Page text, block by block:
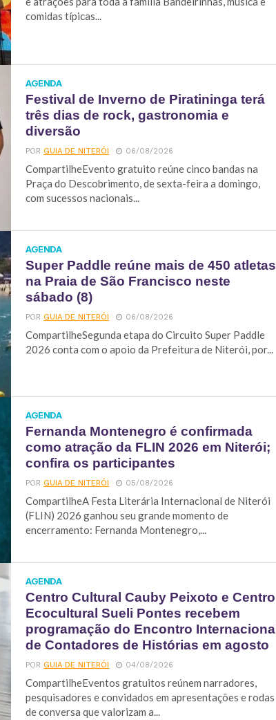
comidas típicas...
AGENDA
Festival de Inverno de Piratininga terá
três dias de rock, gastronomia e
diversão
PORGUIA DE NITERÓI 06/08/2026
CompartilheEvento gratuito reúne cinco bandas na
Praça do Descobrimento, de sexta-feira a domingo,
com sucessos nacionais...
AGENDA
Super Paddle reúne mais de 450 atletas
na Praia de São Francisco neste
sábado (8)
PORGUIA DE NITERÓI 06/08/2026
CompartilheSegunda etapa do Circuito Super Paddle
2026 conta com o apoio da Prefeitura de Niterói, por...
AGENDA
Fernanda Montenegro é confirmada
como atração da FLIN 2026 em Niterói;
confira os participantes
PORGUIA DE NITERÓI 05/08/2026
CompartilheA Festa Literária Internacional de Niterói
(FLIN) 2026 ganhou seu grande momento de
encerramento: Fernanda Montenegro,...
AGENDA
Centro Cultural Cauby Peixoto e Centro
Ecocultural Sueli Pontes recebem
programação do Encontro Internacional
de Contadores de Histórias em agosto
PORGUIA DE NITERÓI 04/08/2026
CompartilheEventos gratuitos reúnem narradores,
pesquisadores e convidados em apresentações e rodas
de conversa que valorizam a...